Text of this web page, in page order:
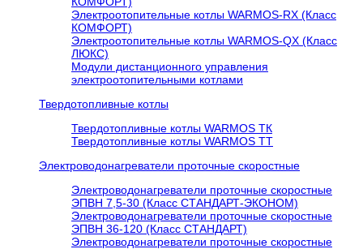
Электроотопительные котлы WARMOS-RX (Класс
КОМФОРТ)
Электроотопительные котлы WARMOS-QX (Класс
ЛЮКС)
Модули дистанционного управления
электроотопительными котлами
Твердотопливные котлы
Твердотопливные котлы WARMOS TК
Твердотопливные котлы WARMOS TT
Электроводонагреватели проточные скоростные
Электроводонагреватели проточные скоростные
ЭПВН 7,5-30 (Класс СТАНДАРТ-ЭКОНОМ)
Электроводонагреватели проточные скоростные
ЭПВН 36-120 (Класс СТАНДАРТ)
Электроводонагреватели проточные скоростные